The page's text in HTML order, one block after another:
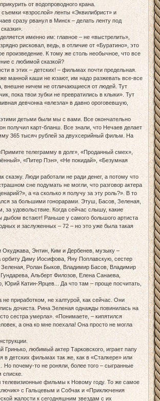
от водопроводного крана.
«взрослой» ленты «Эквилибрист» и
сразу рванул в Минск – делать ленту под
именно им: главное – не «выстрелить»,
рисковал, ведь, в отличие от «Буратино», это
произведение. К тому же столь необычное, что все
с любимой сказкой?
в этих – детских! – фильмах почти предельная.
манной каши не юзают, им надо разжевать все-все
внешне ничем не отличающиеся от людей. Тут
пока твои зубки не превратились в клыки». Тут
девчонка «влезла» в давно ороговевшую,
детьми были мы с вами. Все окончательно
получил карт-бланш. Все знали, что Нечаев делает
365 тысяч рублей за двухсерийный фильм. На
телеграмму в долг», «Проданный смех»,
«Питер Пэн», «Не покидай», «Безумная
Люди работали не ради денег, а потому что
сне подумать не могли, что разговор актера
а «а сколько я получу за эту роль?». В то
за большими гонорарами. Этуш, Басов, Зеленая,
за удовольствие. Когда сейчас слышу, какие
встают! Раньше у самого большого артиста
и заслуженных – 72 – но это уже была такая
Окуджава, Энтин, Ким и Дербенев, музыку –
Диму Иосифова, Яну Поплавскую, сестер
Ролан Быков, Владимир Басов, Владимир
Альберт Филозов, Елена Санаева,
Юрий Катин-Ярцев... Да что там – проще посчитать,
приработком, не халтурой, как сейчас. Они
дочиста. Рина Зеленая однажды повинилась на
сестра умерла». «Понимаете, – кипятился
а она ко мне поехала! Она просто не могла
Гринько, любимый актер Тарковского, играет папу
детских фильмах так же, как в «Сталкере» или
Но почему-то не роняли, более того – сыгранные
телевизионные фильмы к Новому году. То же самое
с Гальцевым и Собчак и «Приключения
жалости к сегодняшним звездам с их